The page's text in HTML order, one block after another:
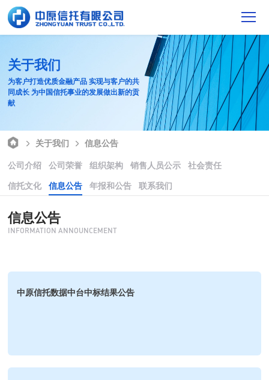
关于我们
为客户打造优质金融产品 实现与客户的共
同成长 为中国信托事业的发展做出新的贡
献
关于我们
信息公告
公司介绍
公司荣誉 组织架构 销售人员公示
社会责任
信托文化
信息公告 年报和公告 联系我们
信息公告
INFORMATION ANNOUNCEMENT
中原信托数据中台中标结果公告